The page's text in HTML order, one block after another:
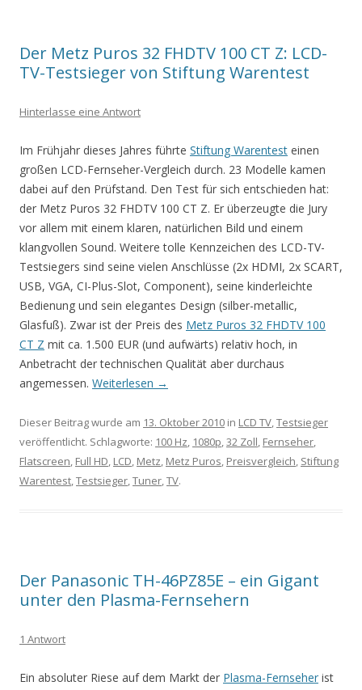
Der Metz Puros 32 FHDTV 100 CT Z: LCD-
TV-Testsieger von Stiftung Warentest
Hinterlasse eine Antwort
Im Frühjahr dieses Jahres führte Stiftung Warentest einen
großen LCD-Fernseher-Vergleich durch. 23 Modelle kamen
dabei auf den Prüfstand. Den Test für sich entschieden hat:
der Metz Puros 32 FHDTV 100 CT Z. Er überzeugte die Jury
vor allem mit einem klaren, natürlichen Bild und einem
klangvollen Sound. Weitere tolle Kennzeichen des LCD-TV-
Testsiegers sind seine vielen Anschlüsse (2x HDMI, 2x SCART,
USB, VGA, CI-Plus-Slot, Component), seine kinderleichte
Bedienung und sein elegantes Design (silber-metallic,
Glasfuß). Zwar ist der Preis des Metz Puros 32 FHDTV 100
CT Z mit ca. 1.500 EUR (und aufwärts) relativ hoch, in
Anbetracht der technischen Qualität aber durchaus
angemessen. Weiterlesen →
Dieser Beitrag wurde am 13. Oktober 2010 in LCD TV,Testsieger
veröffentlicht. Schlagworte: 100 Hz, 1080p,32 Zoll, Fernseher,
Flatscreen, Full HD, LCD, Metz, Metz Puros, Preisvergleich, Stiftung
Warentest,Testsieger,Tuner,TV.
Der Panasonic TH-46PZ85E – ein Gigant
unter den Plasma-Fernsehern
1 Antwort
Ein absoluter Riese auf dem Markt der Plasma-Fernseher ist